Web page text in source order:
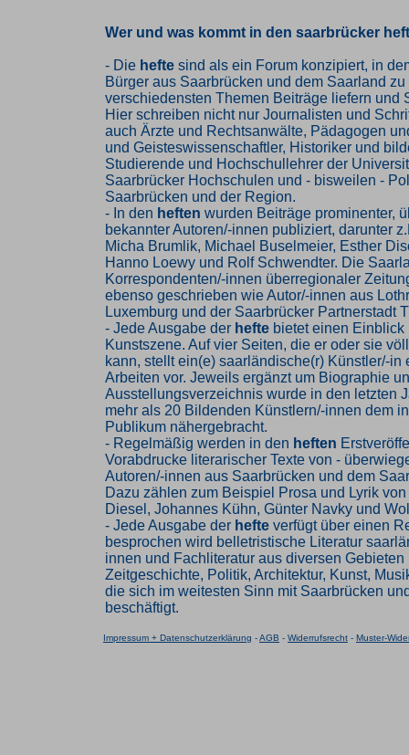
Wer und was kommt in den saarbrücker
- Die hefte sind als ein Forum konzipiert, in
Bürger aus Saarbrücken und dem Saarland zu
verschiedensten Themen Beiträge liefern und
Hier schreiben nicht nur Journalisten und
auch Ärzte und Rechtsanwälte, Pädagogen
und Geisteswissenschaftler, Historiker und
Studierende und Hochschullehrer der
Saarbrücker Hochschulen und - bisweilen -
Saarbrücken und der Region.
- In den heften wurden Beiträge prominenter,
bekannter Autoren/-innen publiziert, darunter
Micha Brumlik, Michael Buselmeier, Esther
Hanno Loewy und Rolf Schwendter. Die
Korrespondenten/-innen überregionaler
ebenso geschrieben wie Autor/-innen aus
Luxemburg und der Saarbrücker Partnerstadt
- Jede Ausgabe der hefte bietet einen
Kunstszene. Auf vier Seiten, die er oder sie
kann, stellt ein(e) saarländische(r) Künstler/-in
Arbeiten vor. Jeweils ergänzt um Biographie
Ausstellungsverzeichnis wurde in den letzten
mehr als 20 Bildenden Künstlern/-innen dem
Publikum nähergebracht.
- Regelmäßig werden in den heften
Vorabdrucke literarischer Texte von -
Autoren/-innen aus Saarbrücken und dem
Dazu zählen zum Beispiel Prosa und Lyrik
Diesel, Johannes Kühn, Günter Navky und
- Jede Ausgabe der hefte verfügt über einen
besprochen wird belletristische Literatur
innen und Fachliteratur aus diversen Gebieten
Zeitgeschichte, Politik, Architektur, Kunst,
die sich im weitesten Sinn mit Saarbrücken
beschäftigt.
Impressum + Datenschutzerklärung -AGB - Widerrufsrecht - Muster-